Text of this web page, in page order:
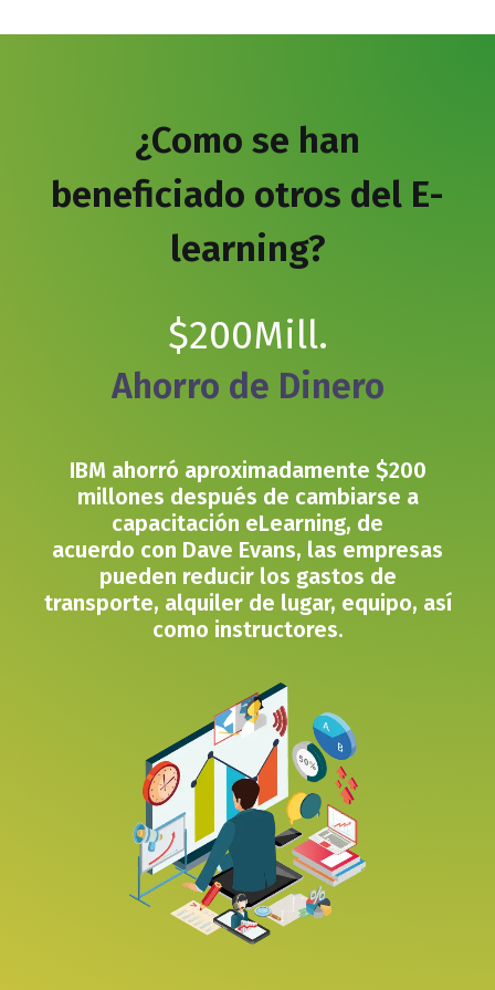
¿Como se han
beneficiado otros del E-
learning?
$200Mill.
Ahorro de Dinero
IBM ahorró aproximadamente $200
millones después de cambiarse a
capacitación eLearning, de
acuerdo con Dave Evans, las empresas
pueden reducir los gastos de
transporte, alquiler de lugar, equipo, así
como instructores.